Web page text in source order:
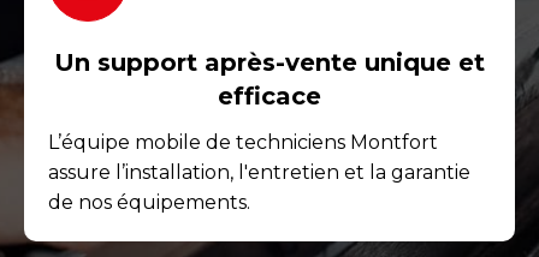
Un support après-vente unique et
efficace
L’équipe mobile de techniciens Montfort
assure l’installation, l'entretien et la garantie
de nos équipements.